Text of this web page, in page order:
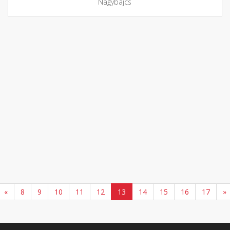
« 8 9 10 11 12 13 14 15 16 17 »